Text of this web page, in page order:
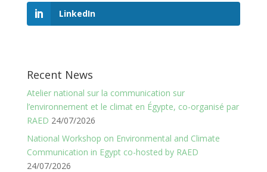
LinkedIn
Recent News
Atelier national sur la communication sur
l’environnement et le climat en Égypte, co-organisé par
RAED 24/07/2026
National Workshop on Environmental and Climate
Communication in Egypt co-hosted by RAED
24/07/2026